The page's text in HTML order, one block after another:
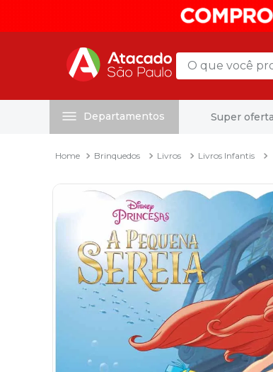
O que você
Departamentos Super
Brinquedos Livros Livros Infantis
papel toalha
mala
papel higienico
caixa organizadora
desinfetante
marca texto